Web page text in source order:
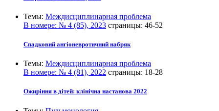
Темы: Междисциплинарная проблема
В номере: № 4 (85), 2023 страницы: 46-52
Спадковий ангіоневротичний набряк
Темы: Междисциплинарная проблема
В номере: № 4 (81), 2022 страницы: 18-28
Ожиріння в дітей: клінічна настанова 2022